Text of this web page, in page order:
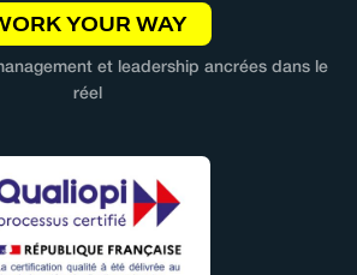
YOUR WAY
et leadership ancrées dans le
réel